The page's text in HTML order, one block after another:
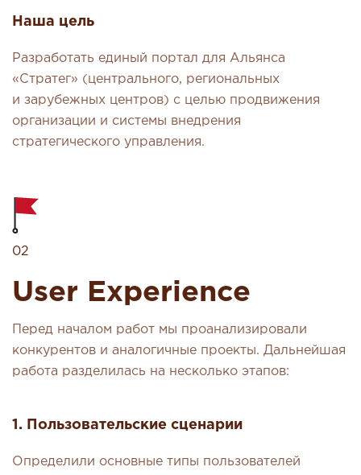
Наша цель
Разработать единый портал для Альянса
«Стратег» (центрального, региональных
и зарубежных центров) с целью продвижения
организации и системы внедрения
стратегического управления.
02
User Experience
Перед началом работ мы проанализировали
конкурентов и аналогичные проекты. Дальнейшая
работа разделилась на несколько этапов:
1. Пользовательские сценарии
Определили основные типы пользователей